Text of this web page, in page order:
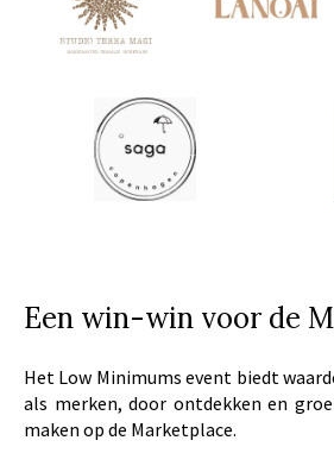
Een win-win voor de
Het Low Minimums event biedt
als merken, door ontdekken en
maken op de Marketplace.